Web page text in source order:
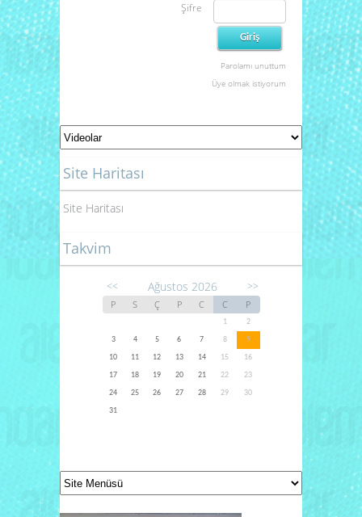
Şifre
Parolamı unuttum
Üye olmak istiyorum
Site Haritası
Site Haritası
Takvim
<< Ağustos 2026 >>
P S Ç P C C P
1
2
3
4 5 6 7 8
9
10
11 12 13 14 15
16
17
18 19 20 21 22
23
24
25 26 27 28 29
30
31